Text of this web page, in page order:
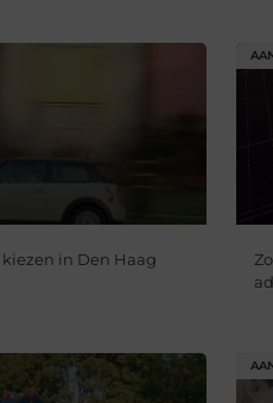
in Den Haag